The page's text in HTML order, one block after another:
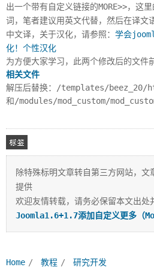
出一个带有自定义链接的MORE>>，这
词，笔者建议用英文代替，然后在译文
中文译，关于汉化，请参照： 学会
化！个性汉化
为方便大家学习，此两个修改后的文件
相关文件
解压后替换：/templates/beez_20/
和/modules/mod_custom/
相关
除特殊标明文章转自第三方网站，文
提供
欢迎友情转载，请务必保留本文出处
Joomla1.6+1.7添加自定义更多（
Home 教程 研究开发